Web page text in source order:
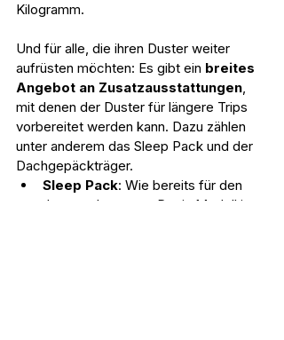
Kilogramm.
Und für alle, die ihren Duster weiter
aufrüsten möchten: Es gibt ein breites
Angebot an Zusatzausstattungen,
mit denen der Duster für längere Trips
vorbereitet werden kann. Dazu zählen
unter anderem das Sleep Pack und der
Dachgepäckträger.
Sleep Pack: Wie bereits für den
Jogger als erstem Dacia Modell ist